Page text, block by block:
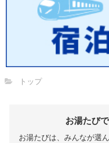
トップ
お湯たび
お湯たびは、みんなが選